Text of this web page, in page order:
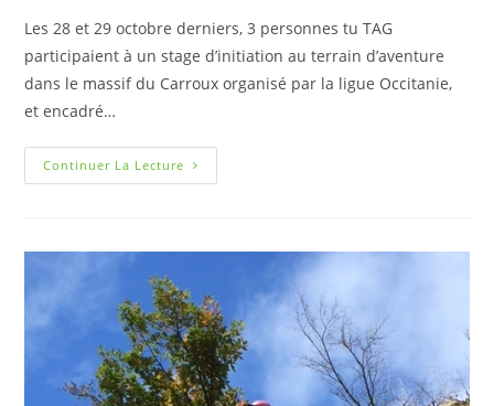
Les 28 et 29 octobre derniers, 3 personnes tu TAG
participaient à un stage d’initiation au terrain d’aventure
dans le massif du Carroux organisé par la ligue Occitanie,
et encadré…
Continuer La Lecture